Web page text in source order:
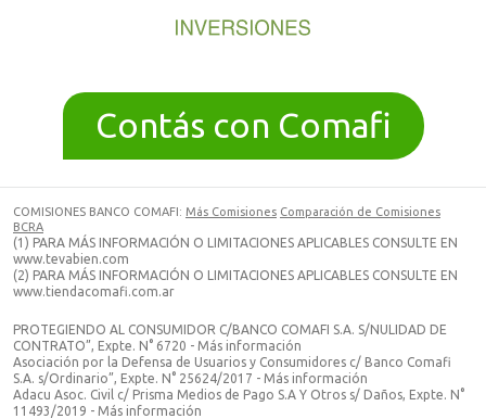
Contás con Comafi
COMISIONES BANCO COMAFI: Más Comisiones Comparación de Comisiones
BCRA
(1) PARA MÁS INFORMACIÓN O LIMITACIONES APLICABLES CONSULTE EN
www.tevabien.com
(2) PARA MÁS INFORMACIÓN O LIMITACIONES APLICABLES CONSULTE EN
www.tiendacomafi.com.ar
PROTEGIENDO AL CONSUMIDOR C/BANCO COMAFI S.A. S/NULIDAD DE
CONTRATO”, Expte. N° 6720 - Más información
Asociación por la Defensa de Usuarios y Consumidores c/ Banco Comafi
S.A. s/Ordinario”, Expte. N° 25624/2017 - Más información
Adacu Asoc. Civil c/ Prisma Medios de Pago S.A Y Otros s/ Daños, Expte. N°
11493/2019 - Más información